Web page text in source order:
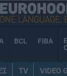
BCL FIBA
TV VIDEO